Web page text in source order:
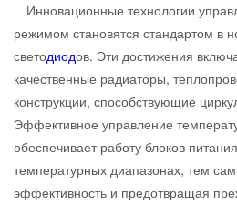
Инновационные технологии
режимом становятся стандартом в
светодиодов. Эти достижения
качественные радиаторы,
конструкции, способствующие
Эффективное управление
обеспечивает работу блоков
температурных диапазонах, тем
эффективность и предотвращая